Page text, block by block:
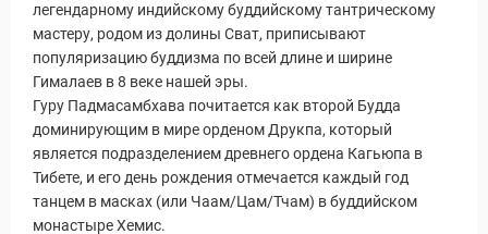
легендарному индийскому буддийскому тантрическому
мастеру, родом из долины Сват, приписывают
популяризацию буддизма по всей длине и ширине
Гималаев в 8 веке нашей эры.
Гуру Падмасамбхава почитается как второй Будда
доминирующим в мире орденом Друкпа, который
является подразделением древнего ордена Кагьюпа в
Тибете, и его день рождения отмечается каждый год
танцем в масках (или Чаам/Цам/Тчам) в буддийском
монастыре Хемис.